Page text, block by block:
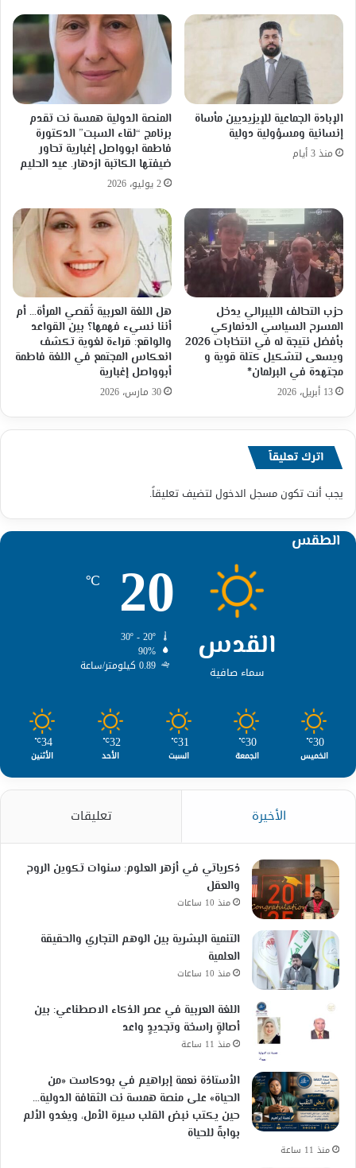
تَلَفٌ
وإن
منطقتيْن
.الإبادة الجماعية للإيزيديين مأساة
إنسانية ومسؤولية دولية
منذ 3 أيام
المنصة الدولية همسة نت تقدم
برنامج “لقاء السبت” الدكتورة
فاطمة ابوواصل إغبارية تحاور
ضيفتها الكاتبة ازدهار. عيد الحليم
2 يوليو، 2026
حزب التحالف الليبرالي يدخل
المسرح السياسي الدنماركي
بأفضل نتيجة له في انتخابات 2026
ويسعى لتشكيل كتلة قوية و
مجتهدة في البرلمان*
13 أبريل، 2026
هل اللغة العربية تُقصي المرأة… أم
أننا نسيء فهمها؟ بين القواعد
والواقع: قراءة لغوية تكشف
انعكاس المجتمع في اللغة فاطمة
أبوواصل إغبارية
30 مارس، 2026
اترك تعليقاً
يجب أنت تكونمسجل الدخول لتضيف تعليقاً.
الطقس
القدس
سماء صافية
20
℃
90%
0.89 كيلومتر/ساعة
30
℃
الخميس
30
℃
الجمعة
31
℃
السبت
32
℃
الأحد
34
℃
الأثنين
الأخيرة تعليقات
ذكرياتي في أزهر العلوم: سنوات تكوين الروح
والعقل
منذ 10 ساعات
التنمية البشرية بين الوهم التجاري والحقيقة
العلمية
منذ 10 ساعات
اللغة العربية في عصر الذكاء الاصطناعي: بين
أصالةٍ راسخة وتجديدٍ واعد
منذ 11 ساعة
الأستاذة نعمة إبراهيم في بودكاست «من
الحياة» على منصة همسة نت الثقافة الدولية…
حين يكتب نبض القلب سيرة الأمل، ويغدو الألم
بوابةً للحياة
منذ 11 ساعة